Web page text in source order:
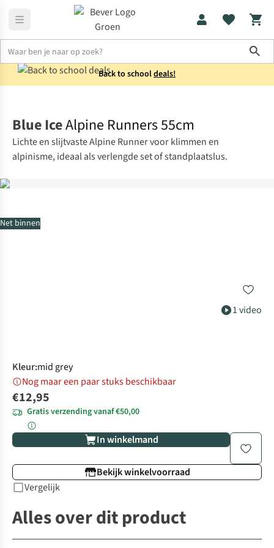
Back to schooldeals!
Net binnen
1 video
Blue IceAlpine Runners 55cm
Lichte en slijtvaste Alpine Runner voor klimmen en
alpinisme, ideaal als verlengde set of standplaatslus.
Kleur:mid grey
Nog maar een paar stuks beschikbaar
€12,95
Gratis verzending vanaf €50,00
In winkelmand
Bekijk winkelvoorraad
Vergelijk
Alles over dit product